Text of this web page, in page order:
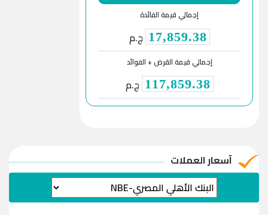
إجمالي قيمة الفائدة
17,859.38 ج.م
إجمالي قيمة القرض + الفوائد
117,859.38 ج.م
آسعار العملات